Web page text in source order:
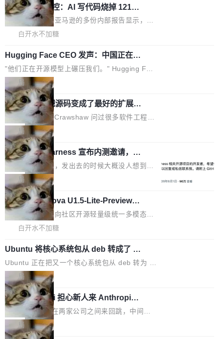
果员工带走机密信...
体验WorkBuddy鸿蒙PC版前，请将 HUAWEI M
atePad Edge 升级至 HarmonyOS 6.1.0.135S
P9 patch03及以上版本。 *升级路径：设置 > 搜
载安装完成升级即可。 没有...
处：FFmpeg 9.0 的代号是“Lei”。 这个名字，
来自中国开发者雷霄骅（Lei Xiaohua）。 对于
很多中国音视频开发者而言，这个名字并不陌
析和开源示例，让一代开发者第一次真正理解 F
Fmpeg，也成为很多人进入音视频开发领域的
“启蒙老师”。 而今年，恰好是雷霄骅离世十周
年。FFmpeg 社区最终选择用一个大版本的名
字，留下了这份纪念。 雷霄骅曾是中国传媒大学
数字电视技术方向的博士生，长期从事视频、音
频技...
亚马逊成本失控：AI 写代码烧掉 1215
万元，超预算 860%
外媒近日曝光了亚马逊的多份内部报告显示，AI
导致公司在多个项目上超支。《金融时报》报道
（约合人民币 1215 万元）。 具体来说，一名工
程师借助 Anthropic 旗下 Claude Sonnet 模型
编写程序，目标是完成电商平台作者信息与商品
列表的数据匹配 —— 一项常规的数据处理任
务，最终却产生了 180 万美元的账单，实际支出
超出原定预算 860%。 更令人意外的是，该项目
最终并未成功落地，而高额算力消耗持续运行长
达 5 个月，公司直到财务对账时才察觉异常。这
意味着一个无人看管的 AI 程序，在近半年时间
里日夜不停地"烧钱"。 复盘显示，...
白开水不加糖
Hugging Face CEO 发声：中国正在开
源模型上碾压我们
"他们正在开源模型上碾压我们。" Hugging Fac
e CEO Clément Delangue 在 CNBC 的采访里
没有拐弯抹角。他说中国正在赢得 AI 竞赛，而
且按目前的速度，中国 AI 工具预计在今年底或
2027 年就能追上美国前沿实验室的水平。 Dela
ngue 把原因归结为一件事：开放协作。中国的
AI 开发者在一个共享和协作的生态里加速迭代，
而美国模型厂商在"闭门造车"。他的原话是 "buil
ding in silos"——各自为战，互不通气。 这个判
断从他嘴里说出来分量不同。Hugging Face 是
全球最大的开源 AI 平台，上面跑着上百万个模
型。谁在开源赛道上领先，...
局
当 AI agent 把源码变成了最好的扩展系
统，开发者工具必须开源
五年前，David Crawshaw 问过很多软件工程师
一个问题：你写过什么给自己用的程序？答案几
乎都是没有。工程师们整天用别人写的程序写程
序给别人用。偶尔有人自己写个博客系统、智能
家居控制、家庭实验室，都算稀奇事。 Crawsh
aw 是 Shelley 的作者，一个开源 AI coding age
nt。他最近在博客上写了一篇文章，核心论点很
简单：开发者工具必须开源。 理由不是传统的自
由软件情怀，而是一个跟 AI agent 直接相关的
技术判断。 两行 prompt 就能个性化任何软件 C
某个软件的源码，在本地构建。修改 agent ...
局
DeepSeek Harness 宣布内测邀请，全
网最大规模开源 Agent 路演现场诞生
一条内测招募帖，发出去的时候大概没人想到它
会变成一场开源 Agent 生态的路演。 8月1日，
DeepSeek Harness 团队负责人崔添翼（tiany
i）在 X 上发帖： 「如果你是 Agent Harness 相
关开源项目的开发者，希望参加 DeepSeek Har
ness 的内测，可以回复或私信联系我。请附上
官方招聘信息中写过一条简洁有力的公式：Mod
el + Harness = Agent。模型负责理解和推理，
Harness 负责把能力落到真实环境中——调用工
具、读写文件、管理上下文、处理错误、完成闭
环。崔添翼招人的标...
局
商汤 SenseNova U1.5-Lite-Preview
开源
商汤科技宣布面向社区开源轻量级统一多模态模
型的预览版本 SenseNova U1.5-Lite-Preview。
单的模型规模升级，而是基于 SenseNova U1
的一次系统性迭代，不仅在同一架构中贯通视觉
理解、推理、生成与编辑，还仅以 8B-MoT 的轻
量大小，将能力推进到4K、更精细的真实质感、
更复杂的视觉控制和可持续迭代编辑。 相比 U
1，U1.5-Lite-Preview 在以下方向上带来了显著
提升： 原生支持4K图像生成； 更精细的局部纹
理、细节与真实世界质感； 更准确的中英文文字
白开水不加糖
Ubuntu 将核心系统包从 deb 转成了 s
nap
Ubuntu 正在把又一个核心系统包从 deb 转为 s
nap。这次是 hwctl——一个用来检查 Ubuntu
硬件认证状态的命令行工具。 Canonical 工程师
Alan Griffiths 在邮件列表中说得很直白：「hwc
tl 是一个 Ubuntu 专有的包，它和它的依赖项都
是 Ubuntu 专有的，不会用在其他发行版上。」
所以 deb 版本的受众实际上为零。既然只有 Ub
局
Dario Amodei 担心新人来 Anthropic
只为金钱，不为使命
顶级 AI 研究员在两家公司之间来回跳，中间只
隔了几天。 Lilian Weng 上周刚宣布因健康原因
离开 Thinking Machines Lab，说自己作为联合
局